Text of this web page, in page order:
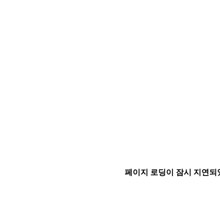
페이지 로딩이 잠시 지연